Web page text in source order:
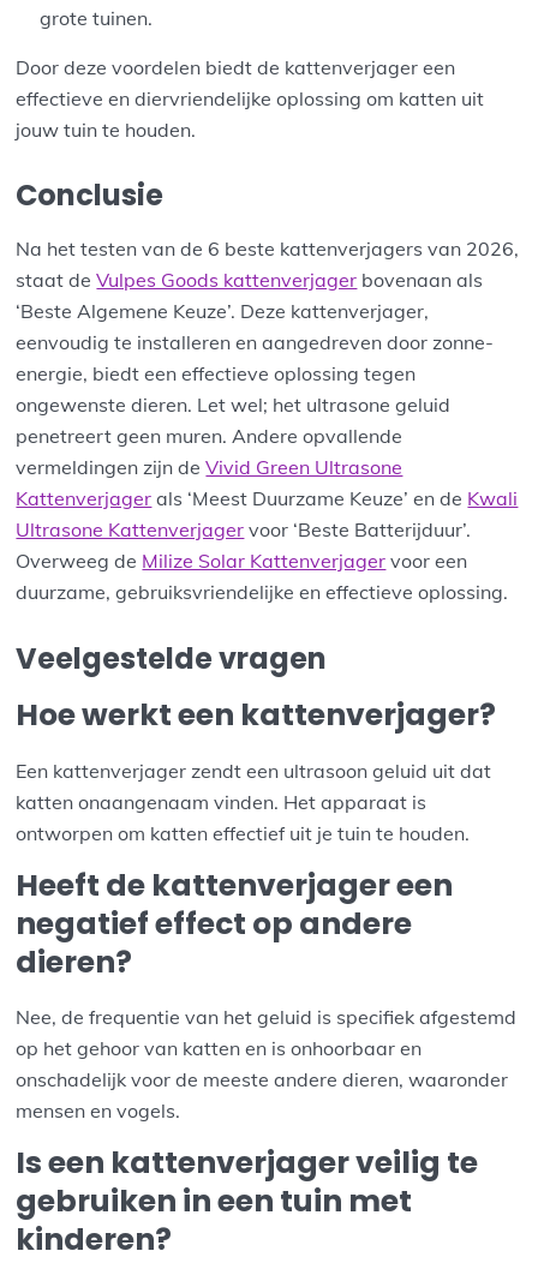
grote tuinen.
Door deze voordelen biedt de kattenverjager een
effectieve en diervriendelijke oplossing om katten uit
jouw tuin te houden.
Conclusie
Na het testen van de 6 beste kattenverjagers van 2026,
staat deVulpes Goods kattenverjager bovenaan als
‘Beste Algemene Keuze’. Deze kattenverjager,
eenvoudig te installeren en aangedreven door zonne-
energie, biedt een effectieve oplossing tegen
ongewenste dieren. Let wel; het ultrasone geluid
penetreert geen muren. Andere opvallende
vermeldingen zijn deVivid Green Ultrasone
Kattenverjager als ‘Meest Duurzame Keuze’ en de Kwali
Ultrasone Kattenverjager voor ‘Beste Batterijduur’.
Overweeg de Milize Solar Kattenverjager voor een
duurzame, gebruiksvriendelijke en effectieve oplossing.
Veelgestelde vragen
Hoe werkt een kattenverjager?
Een kattenverjager zendt een ultrasoon geluid uit dat
katten onaangenaam vinden. Het apparaat is
ontworpen om katten effectief uit je tuin te houden.
Heeft de kattenverjager een
negatief effect op andere
dieren?
Nee, de frequentie van het geluid is specifiek afgestemd
op het gehoor van katten en is onhoorbaar en
onschadelijk voor de meeste andere dieren, waaronder
mensen en vogels.
Is een kattenverjager veilig te
gebruiken in een tuin met
kinderen?